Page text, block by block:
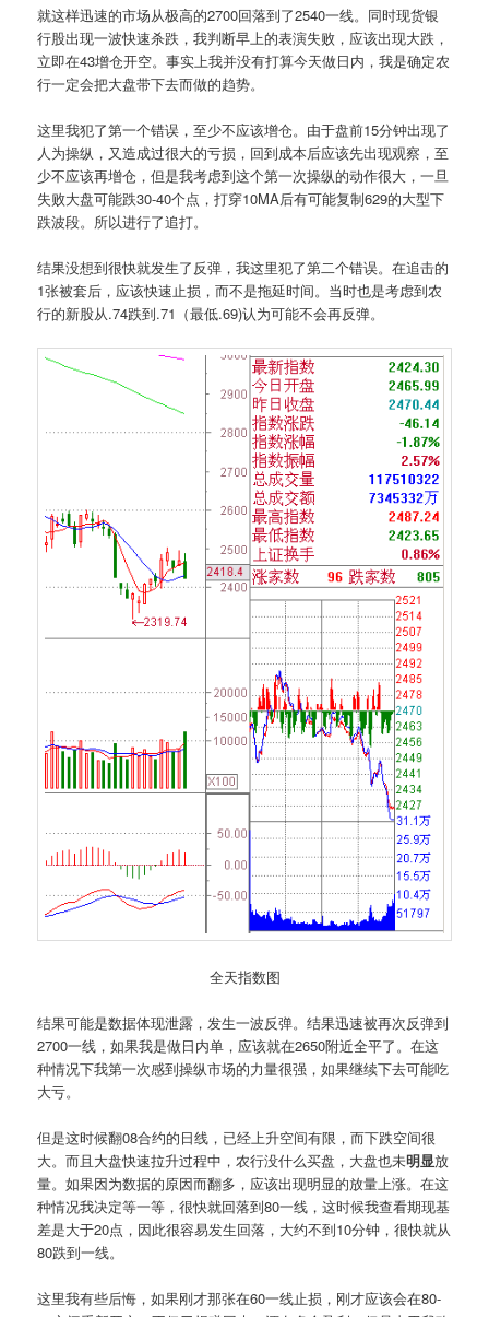
就这样迅速的市场从极高的2700回落到了2540一线。同时现货银
行股出现一波快速杀跌，我判断早上的表演失败，应该出现大跌，
立即在43增仓开空。事实上我并没有打算今天做日内，我是确定农
行一定会把大盘带下去而做的趋势。
这里我犯了第一个错误，至少不应该增仓。由于盘前15分钟出现了
人为操纵，又造成过很大的亏损，回到成本后应该先出现观察，至
少不应该再增仓，但是我考虑到这个第一次操纵的动作很大，一旦
失败大盘可能跌30-40个点，打穿10MA后有可能复制629的大型下
跌波段。所以进行了追打。
结果没想到很快就发生了反弹，我这里犯了第二个错误。在追击的
1张被套后，应该快速止损，而不是拖延时间。当时也是考虑到农
行的新股从.74跌到.71（最低.69)认为可能不会再反弹。
全天指数图
结果可能是数据体现泄露，发生一波反弹。结果迅速被再次反弹到
2700一线，如果我是做日内单，应该就在2650附近全平了。在这
种情况下我第一次感到操纵市场的力量很强，如果继续下去可能吃
大亏。
但是这时候翻08合约的日线，已经上升空间有限，而下跌空间很
大。而且大盘快速拉升过程中，农行没什么买盘，大盘也未明显放
量。如果因为数据的原因而翻多，应该出现明显的放量上涨。在这
种情况我决定等一等，很快就回落到80一线，这时候我查看期现基
差是大于20点，因此很容易发生回落，大约不到10分钟，很快就从
80跌到一线。
这里我有些后悔，如果刚才那张在60一线止损，刚才应该会在80-